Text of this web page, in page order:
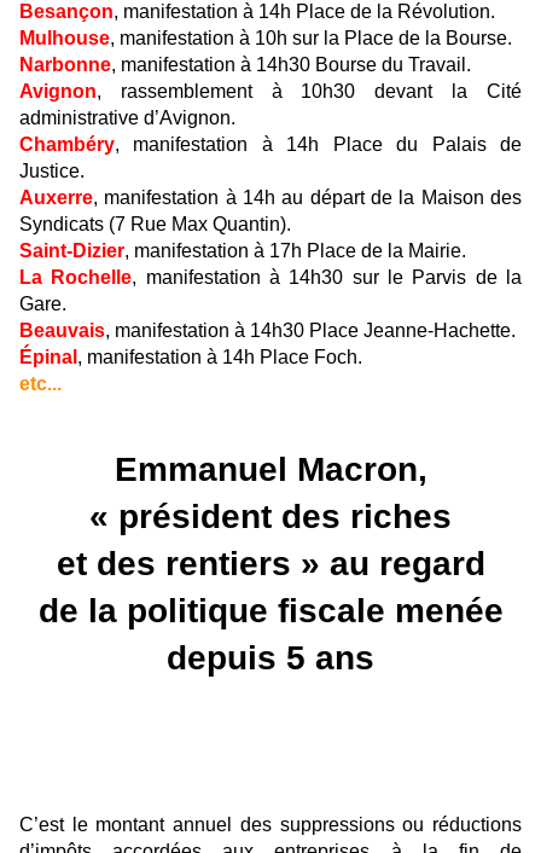
Besançon, manifestation à 14h Place de la Révolution.
Mulhouse, manifestation à 10h sur la Place de la Bourse.
Narbonne, manifestation à 14h30 Bourse du Travail.
Avignon, rassemblement à 10h30 devant la Cité
administrative d’Avignon.
Chambéry, manifestation à 14h Place du Palais de
Justice.
Auxerre, manifestation à 14h au départ de la Maison des
Syndicats (7 Rue Max Quantin).
Saint-Dizier, manifestation à 17h Place de la Mairie.
La Rochelle, manifestation à 14h30 sur le Parvis de la
Gare.
Beauvais, manifestation à 14h30 Place Jeanne-Hachette.
Épinal , manifestation à 14h Place Foch.
etc...
Emmanuel Macron,
« président des riches
et des rentiers » au regard
de la politique fiscale menée
depuis 5 ans
C’est le montant annuel des suppressions ou réductions